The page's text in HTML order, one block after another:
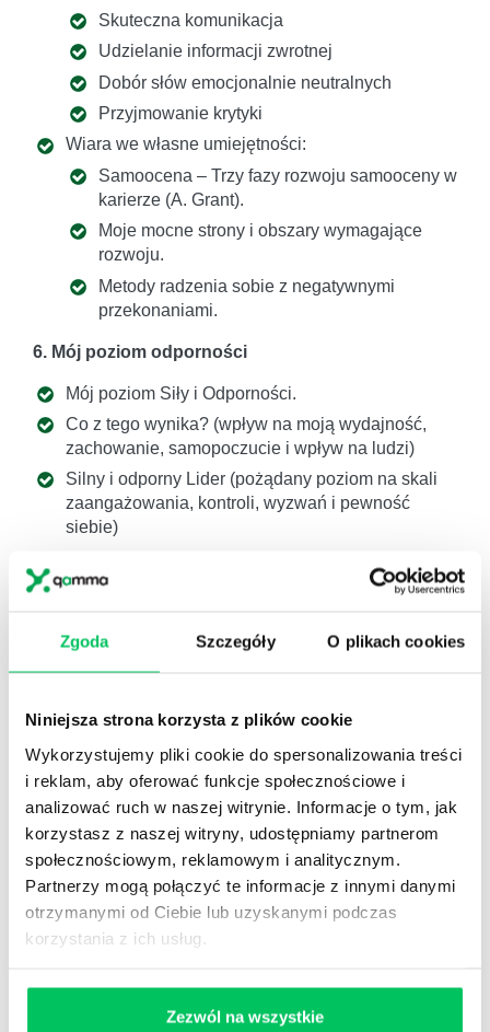
Zgoda Szczegóły O plikach cookies
Niniejsza strona korzysta z plików cookie
Wykorzystujemy pliki cookie do spersonalizowania treści
i reklam, aby oferować funkcje społecznościowe i
analizować ruch w naszej witrynie. Informacje o tym, jak
korzystasz z naszej witryny, udostępniamy partnerom
społecznościowym, reklamowym i analitycznym.
Partnerzy mogą połączyć te informacje z innymi danymi
otrzymanymi od Ciebie lub uzyskanymi podczas
korzystania z ich usług.
Zezwól na wszystkie
Skuteczna komunikacja
Udzielanie informacji zwrotnej
Dobór słów emocjonalnie neutralnych
Przyjmowanie krytyki
Wiara we własne umiejętności:
Samoocena – Trzy fazy rozwoju samooceny w
karierze (A. Grant).
Moje mocne strony i obszary wymagające
rozwoju.
Metody radzenia sobie z negatywnymi
przekonaniami.
6. Mój poziom odporności
Mój poziom Siły i Odporności.
Co z tego wynika? (wpływ na moją wydajność,
zachowanie, samopoczucie i wpływ na ludzi)
Silny i odporny Lider (pożądany poziom na skali
zaangażowania, kontroli, wyzwań i pewność
siebie)
działania wzmacniania i rozwijania Siły i
Siła i odporność jako umiejętność zarządzania
Wpływ poziomów odporności indywidualnej
Lidera na działania całego zespołu
Raport zbiorczy (opcja)
Statut zespołu / Statut Lidera
MIELIŚMY PRZYJEMNOŚĆ
PRACOWAĆ DLA: